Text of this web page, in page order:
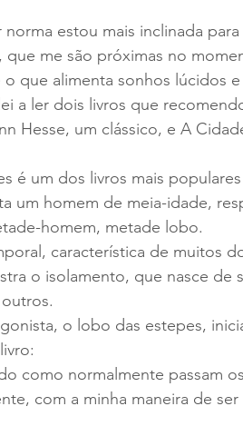
estou mais inclinada
que me são próximas no
que alimenta sonhos lúcidos
a ler dois livros que
Hesse, um clássico, e A
é um dos livros mais
um homem de meia-idade,
homem, metade lobo.
característica de muitos
o isolamento, que nasce
o lobo das estepes,
como normalmente passam
com a minha maneira de